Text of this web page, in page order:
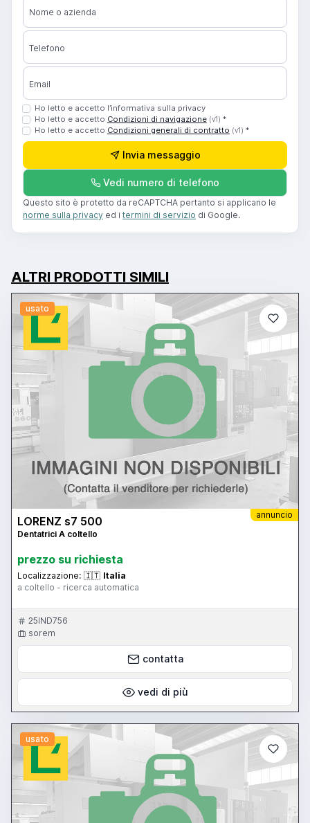
Nome o azienda
Telefono
Email
Ho letto e accetto l’informativa sulla privacy
Ho letto e accetto Condizioni di navigazione (v1) *
Ho letto e accetto Condizioni generali di contratto (v1) *
Invia messaggio
Vedi numero di telefono
Questo sito è protetto da reCAPTCHA pertanto si applicano le
norme sulla privacy ed i termini di servizio di Google.
ALTRI PRODOTTI SIMILI
usato
annuncio
LORENZ s7 500
Dentatrici A coltello
prezzo su richiesta
Localizzazione: 🇮🇹 Italia
a coltello - ricerca automatica
25IND756
sorem
contatta
vedi di più
usato